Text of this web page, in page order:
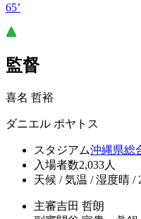
65’
監督
喜名 哲裕
ダニエル ポヤトス
スタジアム沖縄県総
入場者数2,033人
天候 / 気温 / 湿度晴 /
主審吉田 哲朗